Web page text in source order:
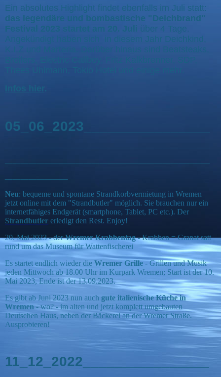
Ein absolutes Highlight findet ebenfalls im Juli statt:
das legendäre und bombastische "Deichbrand"
Festival 2023 startet am 20. Juli
über 4 Tage.
Infos hier.
05_06_2023________________
Neu: bequeme und spontane Strandkorbvermietung in Wremen
jetzt online mit dem "Strandbutler" möglich. Sie brauchen nur ein
internetfähiges Endgerät (smartphone, Tablet, PC etc.). Der
Strandbutler erledigt den Rest. Enjoy!
20. Mai 2023 - derWremer Krabbentag- Krabben = Granat satt
rund um das Museum für Wattenfischerei
Es startet endlich wieder die Wremer Grille- Grillen und Musik
jeden Mittwoch ab 18.00 Uhr im Kurpark Wremen; Start ist der 10.
Mai 2023, Ende ist der 13.09.2023.
Es gibt ab Juni 2023 nun auch gute italienische Küche in
Wremen- wo? - im alten und jetzt komplett umgebauten
Deutschen Haus, neben der Bäckerei an der Wremer Straße.
Ausprobieren!
11_12_2022 ________________